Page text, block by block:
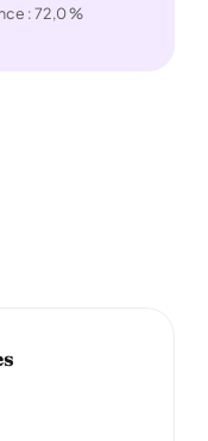
: 72,0 %